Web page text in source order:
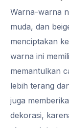
Warna-warna
muda, dan
menciptakan
warna ini
memantulkan
lebih terang
juga
dekorasi,